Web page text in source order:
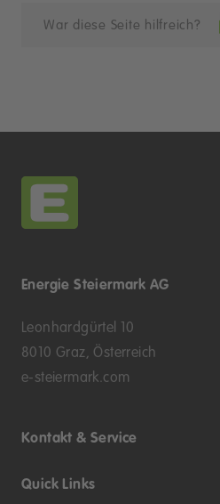
War diese Seite hilfreich?
Energie Steiermark AG
Leonhardgürtel 10
8010 Graz, Österreich
e-steiermark.com
Kontakt & Service
Quick Links